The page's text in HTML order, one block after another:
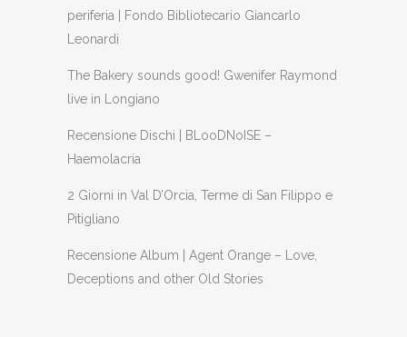
periferia | Fondo Bibliotecario Giancarlo
Leonardi
The Bakery sounds good! Gwenifer Raymond
live in Longiano
Recensione Dischi | BLooDNoISE –
Haemolacria
2 Giorni in Val D’Orcia, Terme di San Filippo e
Pitigliano
Recensione Album | Agent Orange – Love,
Deceptions and other Old Stories